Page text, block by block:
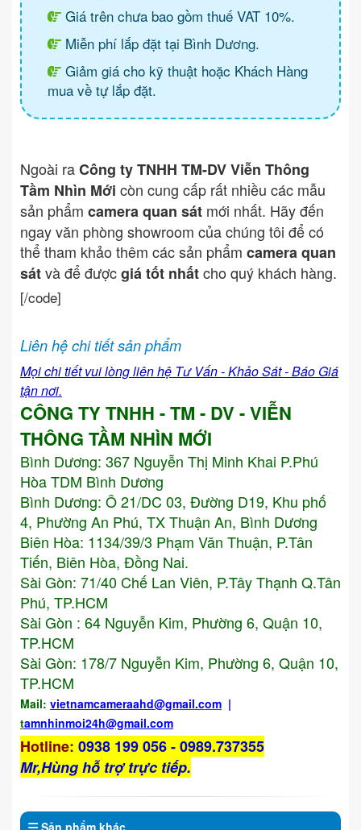
Giá trên chưa bao gồm thuế VAT 10%.
Miễn phí lắp đặt tại Bình Dương.
Giảm giá cho kỹ thuật hoặc Khách Hàng
mua về tự lắp đặt.
Ngoài raCông ty TNHH TM-DV Viễn Thông
Tầm Nhìn Mới còn cung cấp rất nhiều các mẫu
sản phẩm camera quan sát mới nhất. Hãy đến
ngay văn phòng showroom của chúng tôi để có
thể tham khảo thêm các sản phẩm camera quan
sátvà để đượcgiá tốt nhấtcho quý khách hàng.
[/code]
Liên hệ chi tiết sản phẩm
Mọi chi tiết vui lòng liên hệ Tư Vấn - Khảo Sát - Báo Giá
tận nơi.
CÔNG TY TNHH - TM - DV - VIỄN
THÔNG TẦM NHÌN MỚI
Bình Dương: 367 Nguyễn Thị Minh Khai P.Phú
Hòa TDM Bình Dương
Bình Dương: Ô 21/DC 03, Đường D19, Khu phố
4, Phường An Phú, TX Thuận An, Bình Dương
Biên Hòa: 1134/39/3 Phạm Văn Thuận, P.Tân
Tiến, Biên Hòa, Đồng Nai.
Sài Gòn: 71/40 Chế Lan Viên, P.Tây Thạnh Q.Tân
Phú, TP.HCM
Sài Gòn : 64 Nguyễn Kim, Phường 6, Quận 10,
TP.HCM
Sài Gòn: 178/7 Nguyễn Kim, Phường 6, Quận 10,
TP.HCM
Mail: vietnamcameraahd@gmail.com |
tamnhinmoi24h@gmail.com
Hotline: 0938 199 056 - 0989.737355
Mr,Hùng hỗ trợ trực tiếp.